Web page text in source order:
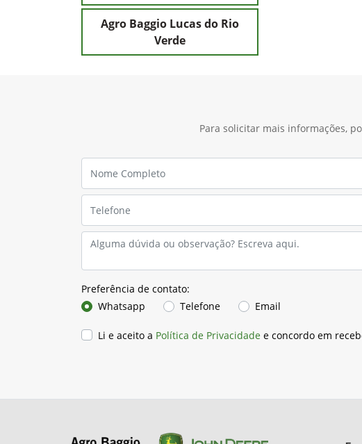
Agro Baggio Lucas do Rio
Verde
Para solicitar mais informações,
Preferência de contato:
Whatsapp
Telefone Email
Li e aceito a Política de Privacidade e concordo em